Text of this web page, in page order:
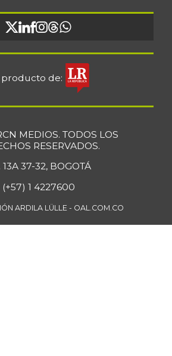
producto de:
MEDIOS. TODOS LOS
RESERVADOS.
13A 37-32, BOGOTÁ
(+57) 1 4227600
ARDILA LÜLLE - OAL.COM.CO